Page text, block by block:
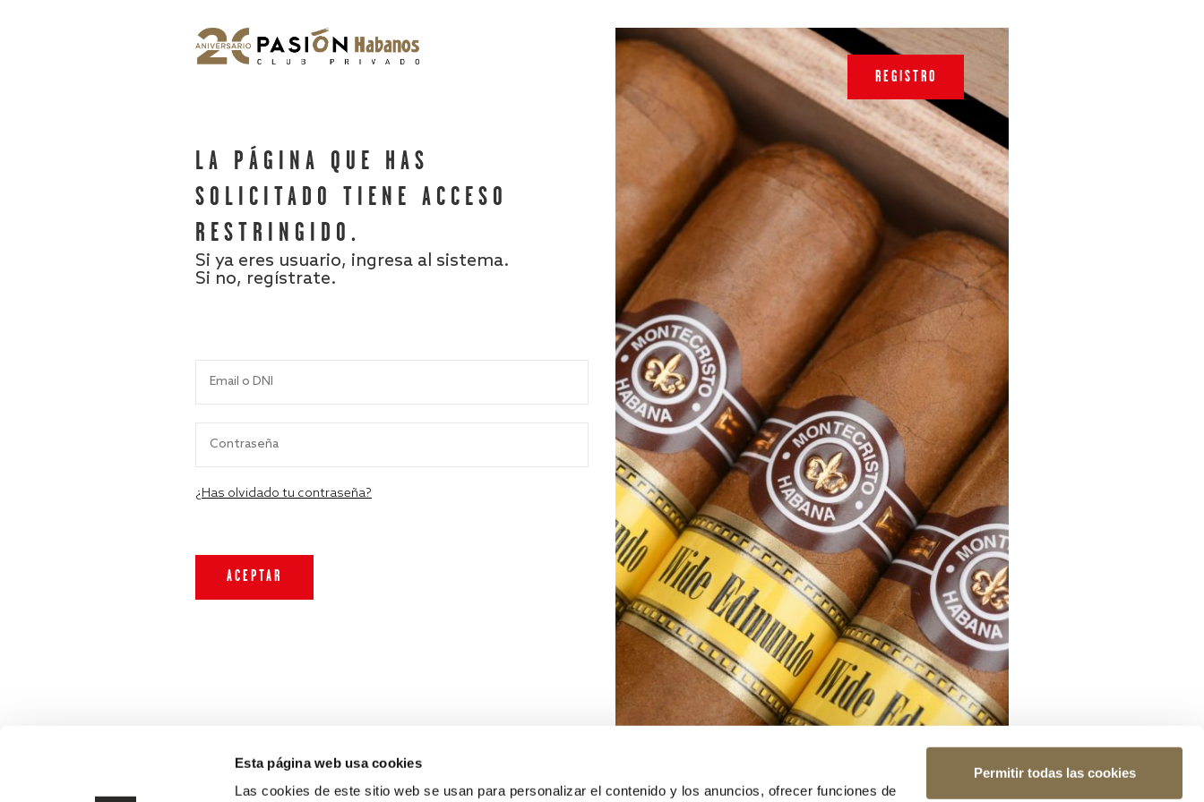
Esta página web usa cookies
Las cookies de este sitio web se usan para personalizar el contenido y los anuncios, ofrecer funciones de
Permitir todas las cookies
LA PÁGINA QUE HAS
SOLICITADO TIENE ACCESO
RESTRINGIDO.
Si ya eres usuario, ingresa al sistema.
Si no, regístrate.
¿Has olvidado tu contraseña?
REGISTRO